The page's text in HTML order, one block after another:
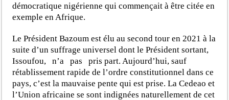
démocratique nigérienne qui commençait à être citée en
exemple en Afrique.
Le Président Bazoum est élu au second tour en 2021 à la
suite d’un suffrage universel dont le Président sortant,
Issoufou, n’a pas pris part. Aujourd’hui, sauf
rétablissement rapide de l’ordre constitutionnel dans ce
pays, c’est la mauvaise pente qui est prise. La Cedeao et
l’Union africaine se sont indignées naturellement de cet